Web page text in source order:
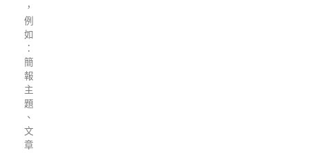
，
例
如
：
簡
報
主
題
、
文
章